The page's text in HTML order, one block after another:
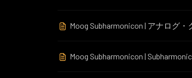
Moog Subharmonicon | アナログ
Moog Subharmonicon |